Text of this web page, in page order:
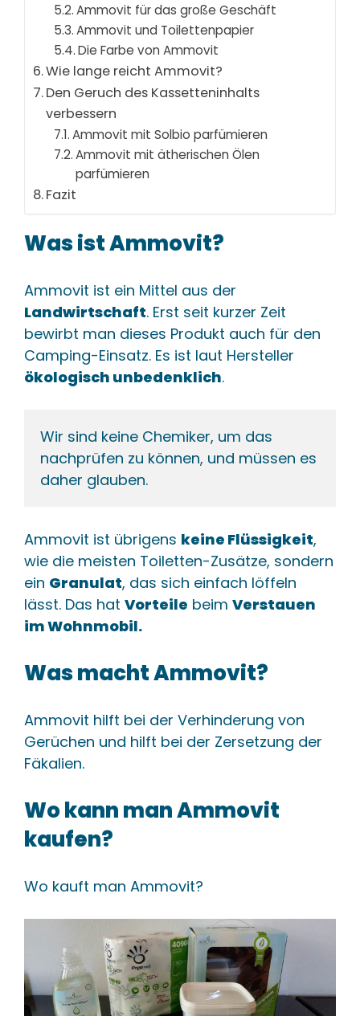
Ammovit für das große Geschäft
Ammovit und Toilettenpapier
Die Farbe von Ammovit
Wie lange reicht Ammovit?
Den Geruch des Kassetteninhalts
verbessern
Ammovit mit Solbio parfümieren
Ammovit mit ätherischen Ölen
parfümieren
Fazit
Was ist Ammovit?
Ammovit ist ein Mittel aus der
Landwirtschaft. Erst seit kurzer Zeit
bewirbt man dieses Produkt auch für den
Camping-Einsatz. Es ist laut Hersteller
ökologisch unbedenklich.
Wir sind keine Chemiker, um das
nachprüfen zu können, und müssen es
daher glauben.
Ammovit ist übrigens keine Flüssigkeit,
wie die meisten Toiletten-Zusätze, sondern
ein Granulat, das sich einfach löffeln
lässt. Das hat Vorteile beim Verstauen
im Wohnmobil.
Was macht Ammovit?
Ammovit hilft bei der Verhinderung von
Gerüchen und hilft bei der Zersetzung der
Fäkalien.
Wo kann man Ammovit
kaufen?
Wo kauft man Ammovit?